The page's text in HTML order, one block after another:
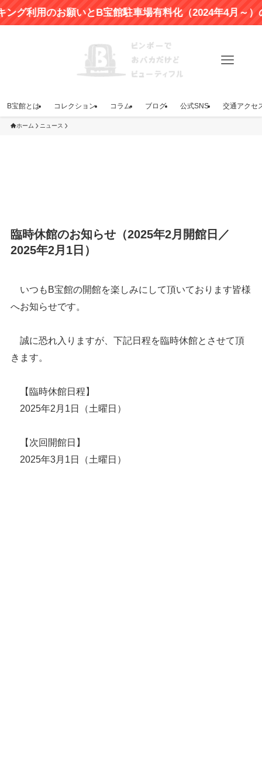
利用のお願いとB宝館駐車場有料化（2024年4月～）のお
B宝館とは コレクション コラム ブログ 公式SNS 交通アクセ
ホーム ニュース
臨時休館のお知らせ（2025年2月開館日／
2025年2月1日）
いつもB宝館の開館を楽しみにして頂いております皆様
へお知らせです。
誠に恐れ入りますが、下記日程を臨時休館とさせて頂
きます。
【臨時休館日程】
2025年2月1日（土曜日）
【次回開館日】
2025年3月1日（土曜日）